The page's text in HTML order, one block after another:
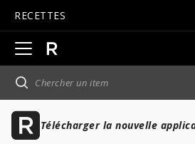
RECETTES
Ouvrir
la
navigation
principale
Télécharger la nouvelle